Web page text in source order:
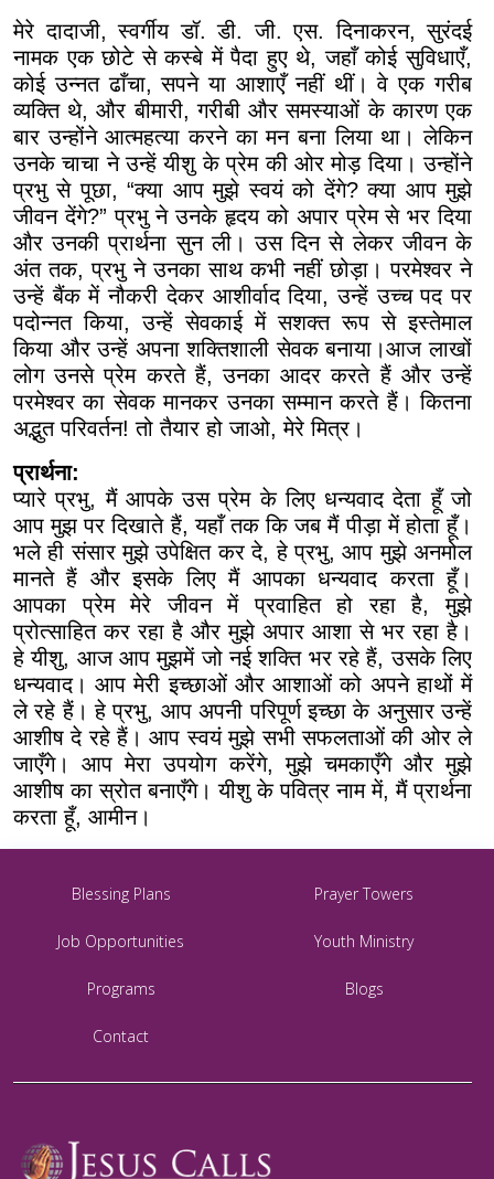
मेरे दादाजी, स्वर्गीय डॉ. डी. जी. एस. दिनाकरन, सुरंदई
नामक एक छोटे से कस्बे में पैदा हुए थे, जहाँ कोई सुविधाएँ,
कोई उन्नत ढाँचा, सपने या आशाएँ नहीं थीं। वे एक गरीब
व्यक्ति थे, और बीमारी, गरीबी और समस्याओं के कारण एक
बार उन्होंने आत्महत्या करने का मन बना लिया था। लेकिन
उनके चाचा ने उन्हें यीशु के प्रेम की ओर मोड़ दिया। उन्होंने
प्रभु से पूछा, “क्या आप मुझे स्वयं को देंगे? क्या आप मुझे
जीवन देंगे?” प्रभु ने उनके हृदय को अपार प्रेम से भर दिया
और उनकी प्रार्थना सुन ली। उस दिन से लेकर जीवन के
अंत तक, प्रभु ने उनका साथ कभी नहीं छोड़ा। परमेश्वर ने
उन्हें बैंक में नौकरी देकर आशीर्वाद दिया, उन्हें उच्च पद पर
पदोन्नत किया, उन्हें सेवकाई में सशक्त रूप से इस्तेमाल
किया और उन्हें अपना शक्तिशाली सेवक बनाया।आज लाखों
लोग उनसे प्रेम करते हैं, उनका आदर करते हैं और उन्हें
परमेश्वर का सेवक मानकर उनका सम्मान करते हैं। कितना
अद्भुत परिवर्तन! तो तैयार हो जाओ, मेरे मित्र।
प्रार्थना:
प्यारे प्रभु, मैं आपके उस प्रेम के लिए धन्यवाद देता हूँ जो
आप मुझ पर दिखाते हैं, यहाँ तक कि जब मैं पीड़ा में होता हूँ।
भले ही संसार मुझे उपेक्षित कर दे, हे प्रभु, आप मुझे अनमोल
मानते हैं और इसके लिए मैं आपका धन्यवाद करता हूँ।
आपका प्रेम मेरे जीवन में प्रवाहित हो रहा है, मुझे
प्रोत्साहित कर रहा है और मुझे अपार आशा से भर रहा है।
हे यीशु, आज आप मुझमें जो नई शक्ति भर रहे हैं, उसके लिए
धन्यवाद। आप मेरी इच्छाओं और आशाओं को अपने हाथों में
ले रहे हैं। हे प्रभु, आप अपनी परिपूर्ण इच्छा के अनुसार उन्हें
आशीष दे रहे हैं। आप स्वयं मुझे सभी सफलताओं की ओर ले
जाएँगे। आप मेरा उपयोग करेंगे, मुझे चमकाएँगे और मुझे
आशीष का स्रोत बनाएँगे। यीशु के पवित्र नाम में, मैं प्रार्थना
करता हूँ, आमीन।
Blessing Plans Prayer Towers
Job Opportunities Youth Ministry
Programs Blogs
Contact